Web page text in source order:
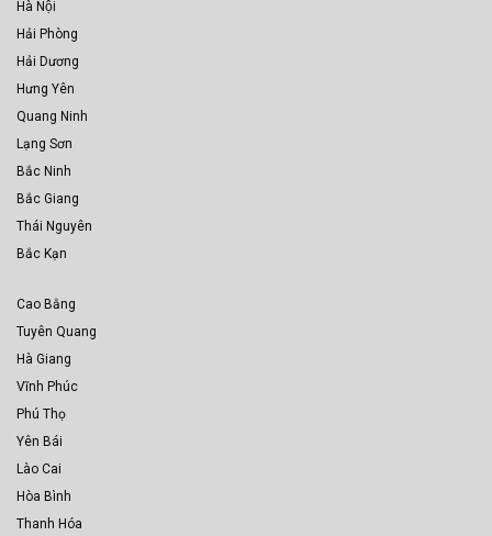
Hà Nội
Hải Phòng
Hải Dương
Hưng Yên
Quang Ninh
Lạng Sơn
Bắc Ninh
Bắc Giang
Thái Nguyên
Bắc Kạn
Cao Bằng
Tuyên Quang
Hà Giang
Vĩnh Phúc
Phú Thọ
Yên Bái
Lào Cai
Hòa Bình
Thanh Hóa